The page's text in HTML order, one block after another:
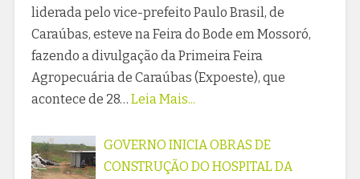
liderada pelo vice-prefeito Paulo Brasil, de
Caraúbas, esteve na Feira do Bode em Mossoró,
fazendo a divulgação da Primeira Feira
Agropecuária de Caraúbas (Expoeste), que
acontece de 28… Leia Mais...
GOVERNO INICIA OBRAS DE
CONSTRUÇÃO DO HOSPITAL DA